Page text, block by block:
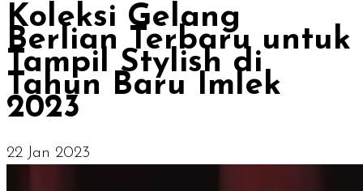
Koleksi Gelang
Berlian Terbaru untuk
Tampil Stylish di
Tahun Baru Imlek
2023
22 Jan 2023